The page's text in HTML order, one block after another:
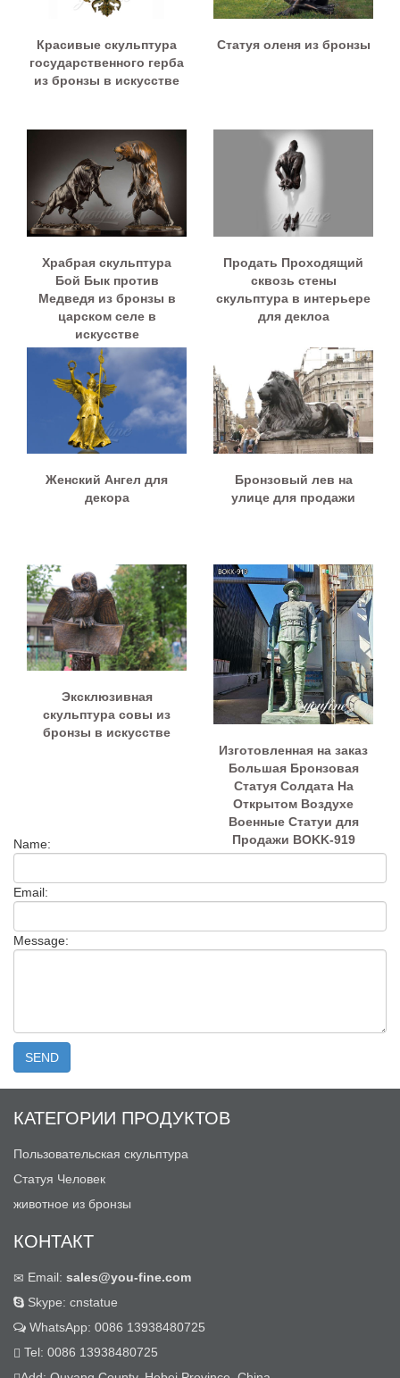
Красивые скульптура
государственного герба
из бронзы в искусстве
Статуя оленя из бронзы
Храбрая скульптура
Бой Бык против
Медведя из бронзы в
царском селе в
искусстве
Продать Проходящий
сквозь стены
скульптура в интерьере
для деклоа
Женский Ангел для
декора
Бронзовый лев на
улице для продажи
Эксклюзивная
скульптура совы из
бронзы в искусстве
Изготовленная на заказ
Большая Бронзовая
Статуя Солдата На
Открытом Воздухе
Военные Статуи для
Продажи BOKK-919
Name:
Email:
Message:
КАТЕГОРИИ ПРОДУКТОВ
Пользовательская скульптура
Статуя Человек
животное из бронзы
КОНТАКТ
Email: sales@you-fine.com
Skype: cnstatue
WhatsApp: 0086 13938480725
Tel: 0086 13938480725